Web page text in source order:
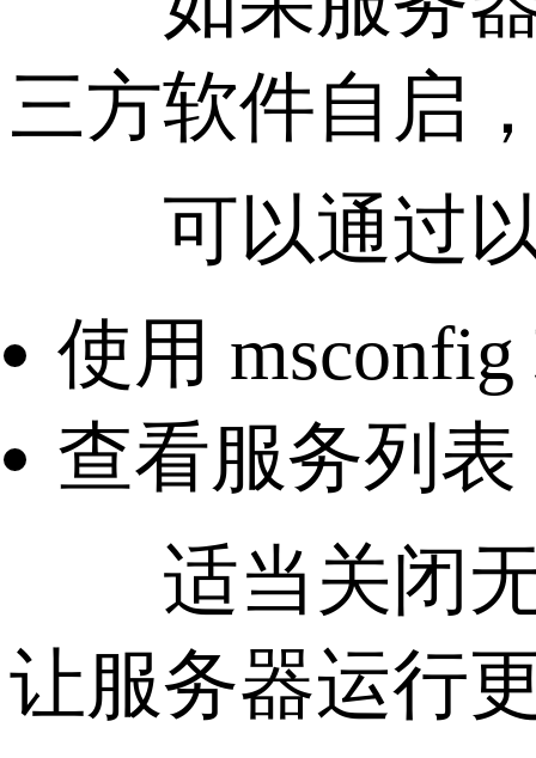
三方软件自启
可以通过以
使用
查看服务列
适当关闭无
让服务器运行